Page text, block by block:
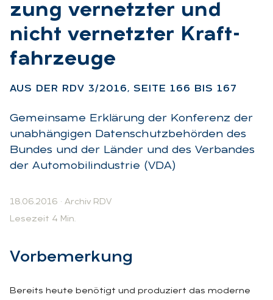
zung ver­netz­ter und
nicht ver­netz­ter Kraft­
fahr­zeu­ge
AUS DER RDV 3/2016, SEI­TE 166 BIS 167
Gemeinsame Erklärung der Konferenz der
unabhängigen Datenschutzbehörden des
Bundes und der Länder und des Verbandes
der Automobilindustrie (VDA)
18.06.2016 · Archiv RDV
Lesezeit 4 Min.
Vor­be­mer­kung
Bereits heute benötigt und produziert das moderne